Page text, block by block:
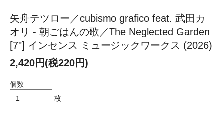
矢舟テツロー／cubismo grafico feat. 武田カ
オリ - 朝ごはんの歌／The Neglected Garden
[7"] インセンス ミュージックワークス (2026)
2,420円(税220円)
個数
枚